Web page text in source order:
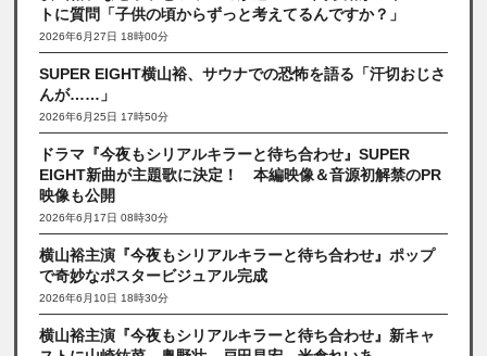
トに質問「子供の頃からずっと考えてるんですか？」
2026年6月27日 18時00分
SUPER EIGHT横山裕、サウナでの恐怖を語る「汗切おじさ
んが……」
2026年6月25日 17時50分
ドラマ『今夜もシリアルキラーと待ち合わせ』SUPER
EIGHT新曲が主題歌に決定！ 本編映像＆音源初解禁のPR
映像も公開
2026年6月17日 08時30分
横山裕主演『今夜もシリアルキラーと待ち合わせ』ポップ
で奇妙なポスタービジュアル完成
2026年6月10日 18時30分
横山裕主演『今夜もシリアルキラーと待ち合わせ』新キャ